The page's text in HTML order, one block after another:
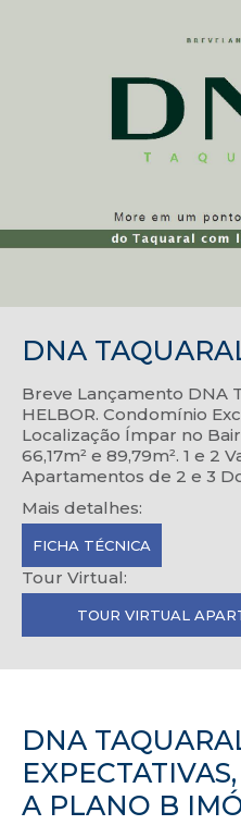
DNA
Breve Lançamento DNA
HELBOR. Condomínio
Localização Ímpar no
66,17m² e 89,79m². 1 e 2
Apartamentos de 2 e 3
Mais detalhes:
FICHA TÉCNICA
Tour Virtual:
TOUR VIRTUAL
DNA
A PLANO B